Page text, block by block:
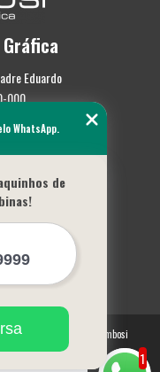
Eduardo
000
autorais. Copyright© Tambosi
1
WhatsApp.
de